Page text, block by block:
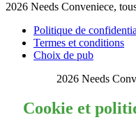
2026 Needs Conveniece,
Politique de
Termes et conditions
Choix de pub
2026 Needs
Cookie et